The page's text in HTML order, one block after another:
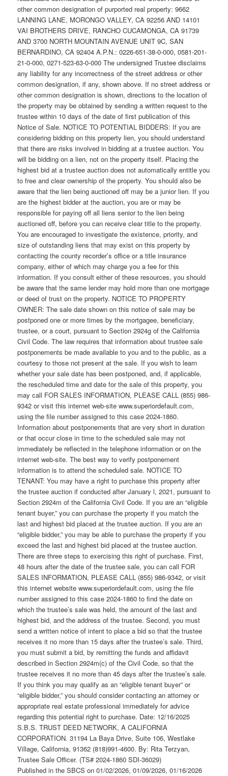
other common designation of purported real property: 9662
LANNING LANE, MORONGO VALLEY, CA 92256 AND 14101
VAI BROTHERS DRIVE, RANCHO CUCAMONGA, CA 91739
AND 3700 NORTH MOUNTAIN AVENUE UNIT 9C, SAN
BERNARDINO, CA 92404 A.P.N.: 0226-651-38-0-000, 0581-201-
21-0-000, 0271-523-63-0-000 The undersigned Trustee disclaims
any liability for any incorrectness of the street address or other
common designation, if any, shown above. If no street address or
other common designation is shown, directions to the location of
the property may be obtained by sending a written request to the
trustee within 10 days of the date of first publication of this
Notice of Sale. NOTICE TO POTENTIAL BIDDERS: If you are
considering bidding on this property lien, you should understand
that there are risks involved in bidding at a trustee auction. You
will be bidding on a lien, not on the property itself. Placing the
highest bid at a trustee auction does not automatically entitle you
to free and clear ownership of the property. You should also be
aware that the lien being auctioned off may be a junior lien. If you
are the highest bidder at the auction, you are or may be
responsible for paying off all liens senior to the lien being
auctioned off, before you can receive clear title to the property.
You are encouraged to investigate the existence, priority, and
size of outstanding liens that may exist on this property by
contacting the county recorder’s office or a title insurance
company, either of which may charge you a fee for this
information. If you consult either of these resources, you should
be aware that the same lender may hold more than one mortgage
or deed of trust on the property. NOTICE TO PROPERTY
OWNER: The sale date shown on this notice of sale may be
postponed one or more times by the mortgagee, beneficiary,
trustee, or a court, pursuant to Section 2924g of the California
Civil Code. The law requires that information about trustee sale
postponements be made available to you and to the public, as a
courtesy to those not present at the sale. If you wish to learn
whether your sale date has been postponed, and, if applicable,
the rescheduled time and date for the sale of this property, you
may call FOR SALES INFORMATION, PLEASE CALL (855) 986-
9342 or visit this internet web-site www.superiordefault.com,
using the file number assigned to this case 2024-1860.
Information about postponements that are very short in duration
or that occur close in time to the scheduled sale may not
immediately be reflected in the telephone information or on the
internet web-site. The best way to verify postponement
information is to attend the scheduled sale. NOTICE TO
TENANT: You may have a right to purchase this property after
the trustee auction if conducted after January l, 2021, pursuant to
Section 2924m of the California Civil Code. If you are an “eligible
tenant buyer,” you can purchase the property if you match the
last and highest bid placed at the trustee auction. If you are an
“eligible bidder,” you may be able to purchase the property if you
exceed the last and highest bid placed at the trustee auction.
There are three steps to exercising this right of purchase. First,
48 hours after the date of the trustee sale, you can call FOR
SALES INFORMATION, PLEASE CALL (855) 986-9342, or visit
this internet website www.superiordefault.com, using the file
number assigned to this case 2024-1860 to find the date on
which the trustee’s sale was held, the amount of the last and
highest bid, and the address of the trustee. Second, you must
send a written notice of intent to place a bid so that the trustee
receives it no more than 15 days after the trustee’s sale. Third,
you must submit a bid, by remitting the funds and affidavit
described in Section 2924m(c) of the Civil Code, so that the
trustee receives it no more than 45 days after the trustee’s sale.
If you think you may qualify as an “eligible tenant buyer” or
“eligible bidder,” you should consider contacting an attorney or
appropriate real estate professional immediately for advice
regarding this potential right to purchase. Date: 12/16/2025
S.B.S. TRUST DEED NETWORK, A CALIFORNIA
CORPORATION. 31194 La Baya Drive, Suite 106, Westlake
Village, California, 91362 (818)991-4600. By: Rita Terzyan,
Trustee Sale Officer. (TS# 2024-1860 SDI-36029)
Published in the SBCS on 01/02/2026, 01/09/2026, 01/16/2026